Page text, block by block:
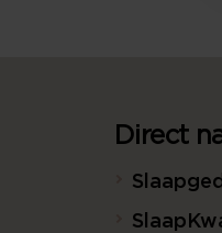
Direct